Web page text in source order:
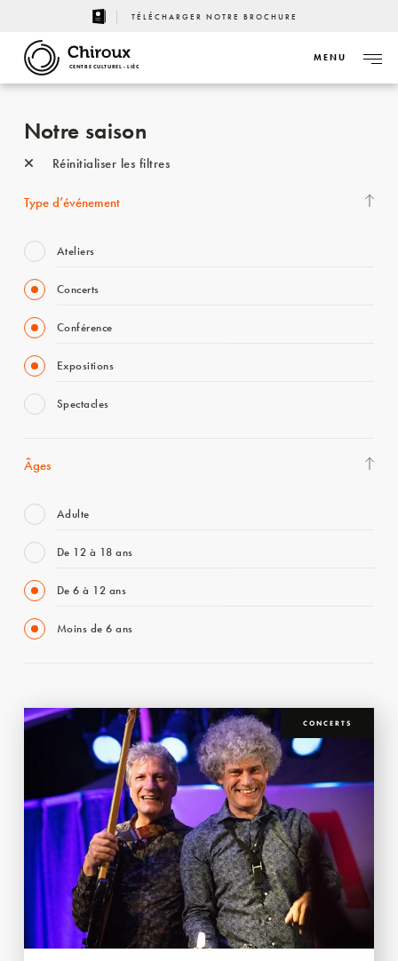
TÉLÉCHARGER NOTRE BROCHURE
CENTRE CULTUREL - LIÈGE
MENU
Notre saison
Réinitialiser les filtres
Type d’événement
Ateliers
Concerts
Conférence
Expositions
Spectacles
Âges
Adulte
De 12 à 18 ans
De 6 à 12 ans
Moins de 6 ans
CONCERTS